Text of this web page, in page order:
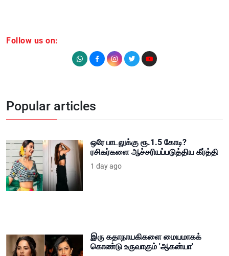
Follow us on:
Popular articles
ஒரே பாடலுக்கு ரூ.1.5 கோடி?
ரசிகர்களை ஆச்சரியப்படுத்திய கீர்த்தி
1 day ago
இரு கதாநாயகிகளை மையமாகக்
கொண்டு உருவாகும் 'ஆகன்யா'